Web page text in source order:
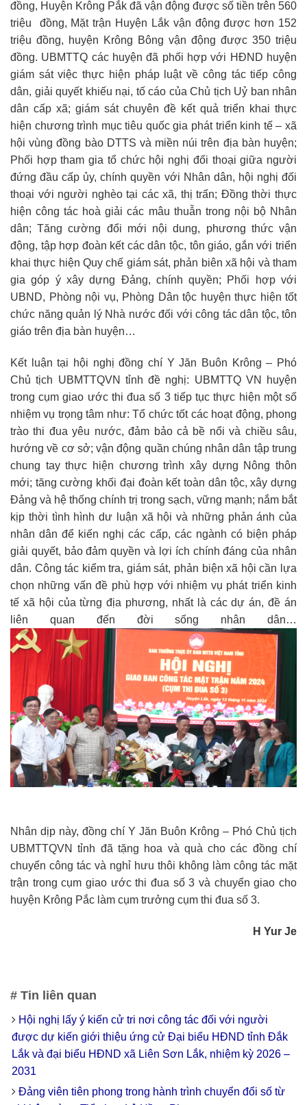
đồng, Huyện Krông Pắk đã vận động được số tiền trên 560
triệu đồng, Mặt trận Huyện Lắk vận động được hơn 152
triệu đồng, huyện Krông Bông vận động được 350 triệu
đồng. UBMTTQ các huyện đã phối hợp với HĐND huyện
giám sát việc thực hiện pháp luật về công tác tiếp công
dân, giải quyết khiếu nại, tố cáo của Chủ tịch Uỷ ban nhân
dân cấp xã; giám sát chuyên đề kết quả triển khai thực
hiện chương trình mục tiêu quốc gia phát triển kinh tế – xã
hội vùng đồng bào DTTS và miền núi trên địa bàn huyện;
Phối hợp tham gia tổ chức hội nghị đối thoại giữa người
đứng đầu cấp ủy, chính quyền với Nhân dân, hội nghị đối
thoại với người nghèo tại các xã, thị trấn; Đồng thời thực
hiện công tác hoà giải các mâu thuẫn trong nội bộ Nhân
dân; Tăng cường đổi mới nội dung, phương thức vận
động, tập hợp đoàn kết các dân tộc, tôn giáo, gắn với triển
khai thực hiện Quy chế giám sát, phản biên xã hội và tham
gia góp ý xây dựng Đảng, chính quyền; Phối hợp với
UBND, Phòng nội vụ, Phòng Dân tộc huyện thực hiện tốt
chức năng quản lý Nhà nước đối với công tác dân tộc, tôn
giáo trên địa bàn huyện…
Kết luận tại hội nghị đồng chí Y Jăn Buôn Krông – Phó
Chủ tịch UBMTTQVN tỉnh đề nghị: UBMTTQ VN huyện
trong cụm giao ước thi đua số 3 tiếp tục thực hiện một số
nhiệm vụ trọng tâm như: Tổ chức tốt các hoạt động, phong
trào thi đua yêu nước, đảm bảo cả bề nổi và chiều sâu,
hướng về cơ sở; vận động quần chúng nhân dân tập trung
chung tay thực hiện chương trình xây dựng Nông thôn
mới; tăng cường khối đại đoàn kết toàn dân tộc, xây dựng
Đảng và hệ thống chính trị trong sạch, vững mạnh; nắm bắt
kịp thời tình hình dư luận xã hội và những phản ánh của
nhân dân để kiến nghị các cấp, các ngành có biện pháp
giải quyết, bảo đảm quyền và lợi ích chính đáng của nhân
dân. Công tác kiểm tra, giám sát, phản biện xã hội cần lựa
chọn những vấn đề phù hợp với nhiệm vụ phát triển kinh
tế xã hội của từng địa phương, nhất là các dự án, đề án
liên quan đến đời sống nhân dân…
Nhân dịp này, đồng chí Y Jăn Buôn Krông – Phó Chủ tịch
UBMTTQVN tỉnh đã tặng hoa và quà cho các đồng chí
chuyển công tác và nghỉ hưu thôi không làm công tác mặt
trận trong cụm giao ước thi đua số 3 và chuyển giao cho
huyện Krông Pắc làm cụm trưởng cụm thi đua số 3.
H Yur Je
# Tin liên quan
Hội nghị lấy ý kiến cử tri nơi công tác đối với người
được dự kiến giới thiệu ứng cử Đại biểu HĐND tỉnh Đắk
Lắk và đại biểu HĐND xã Liên Sơn Lắk, nhiệm kỳ 2026 –
2031
Đảng viên tiên phong trong hành trình chuyển đổi số từ